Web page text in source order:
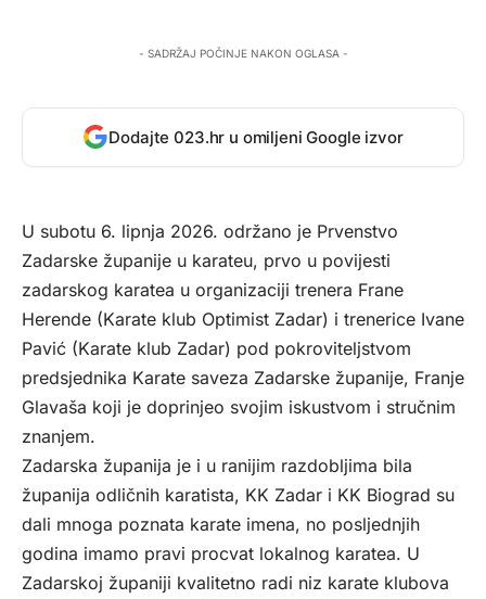
- SADRŽAJ POČINJE NAKON OGLASA -
Dodajte 023.hr u omiljeni Google izvor
U subotu 6. lipnja 2026. održano je Prvenstvo
Zadarske županije u karateu, prvo u povijesti
zadarskog karatea u organizaciji trenera Frane
Herende (Karate klub Optimist Zadar) i trenerice Ivane
Pavić (Karate klub Zadar) pod pokroviteljstvom
predsjednika Karate saveza Zadarske županije, Franje
Glavaša koji je doprinjeo svojim iskustvom i stručnim
znanjem.
Zadarska županija je i u ranijim razdobljima bila
županija odličnih karatista, KK Zadar i KK Biograd su
dali mnoga poznata karate imena, no posljednjih
godina imamo pravi procvat lokalnog karatea. U
Zadarskoj županiji kvalitetno radi niz karate klubova